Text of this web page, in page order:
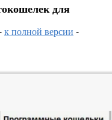
для
к полной версии -